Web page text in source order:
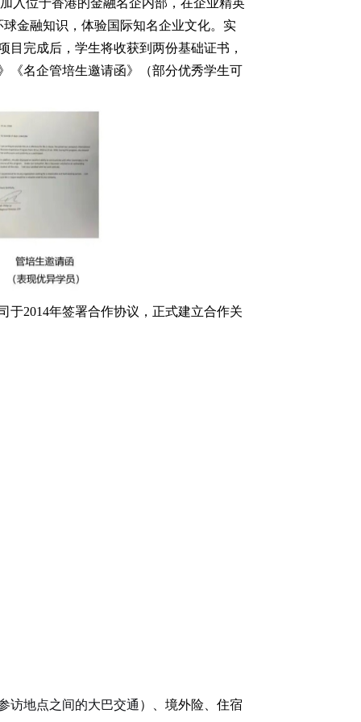
加入位于香港的金融名企内部，在企业精英
金融知识，体验国际知名企业文化。实
完成后，学生将收获到两份基础证书，
《名企管培生邀请函》（部分优秀学生可
于2014年签署合作协议，正式建立合作关
访地点之间的大巴交通 ）、境外险、住宿